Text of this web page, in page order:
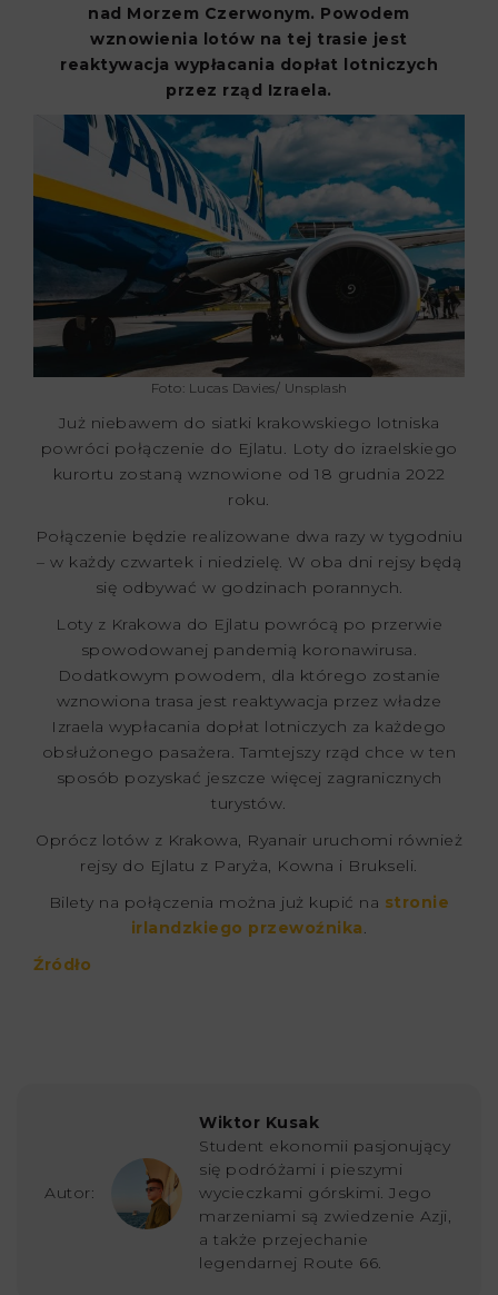
nad Morzem Czerwonym. Powodem
wznowienia lotów na tej trasie jest
reaktywacja wypłacania dopłat lotniczych
przez rząd Izraela.
Foto: Lucas Davies/ Unsplash
Już niebawem do siatki krakowskiego lotniska
powróci połączenie do Ejlatu. Loty do izraelskiego
kurortu zostaną wznowione od 18 grudnia 2022
roku.
Połączenie będzie realizowane dwa razy w tygodniu
– w każdy czwartek i niedzielę. W oba dni rejsy będą
się odbywać w godzinach porannych.
Loty z Krakowa do Ejlatu powrócą po przerwie
spowodowanej pandemią koronawirusa.
Dodatkowym powodem, dla którego zostanie
wznowiona trasa jest reaktywacja przez władze
Izraela wypłacania dopłat lotniczych za każdego
obsłużonego pasażera. Tamtejszy rząd chce w ten
sposób pozyskać jeszcze więcej zagranicznych
turystów.
Oprócz lotów z Krakowa, Ryanair uruchomi również
rejsy do Ejlatu z Paryża, Kowna i Brukseli.
Bilety na połączenia można już kupić na stronie
irlandzkiego przewoźnika.
Źródło
Autor:
Wiktor Kusak
Student ekonomii pasjonujący
się podróżami i pieszymi
wycieczkami górskimi. Jego
marzeniami są zwiedzenie Azji,
a także przejechanie
legendarnej Route 66.